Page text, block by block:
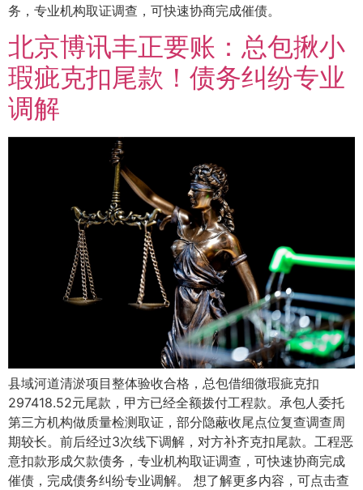
务，专业机构取证调查，可快速协商完成催债。
北京博讯丰正要账：总包揪小
瑕疵克扣尾款！债务纠纷专业
调解
县域河道清淤项目整体验收合格，总包借细微瑕疵克扣
297418.52元尾款，甲方已经全额拨付工程款。承包人委托
第三方机构做质量检测取证，部分隐蔽收尾点位复查调查周
期较长。前后经过3次线下调解，对方补齐克扣尾款。工程恶
意扣款形成欠款债务，专业机构取证调查，可快速协商完成
催债，完成债务纠纷专业调解。 想了解更多内容，可点击查